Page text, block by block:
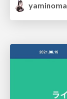
yaminoma